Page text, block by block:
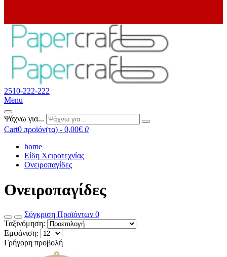
2510-222-222
Menu
Ψάχνω για...
Cart0 προϊόν(τα) - 0,00€ 0
home
Είδη Χειροτεχνίας
Ονειροπαγίδες
Ονειροπαγίδες
Σύγκριση Προϊόντων 0
Ταξινόμηση:
Εμφάνιση:
Γρήγορη προβολή